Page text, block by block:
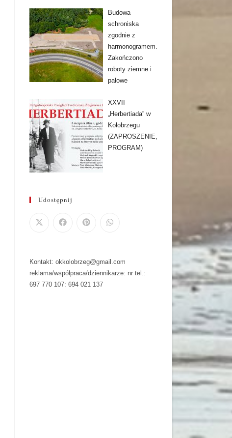
Budowa
schroniska
zgodnie z
harmonogramem.
Zakończono
roboty ziemne i
palowe
XXVII
„Herbertiada” w
Kołobrzegu
(ZAPROSZENIE,
PROGRAM)
Udostępnij
Kontakt: okkolobrzeg@gmail.com
reklama/współpraca/dziennikarze: nr tel.:
697 770 107: 694 021 137